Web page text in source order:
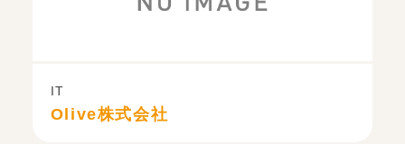
IT
Olive株式会社